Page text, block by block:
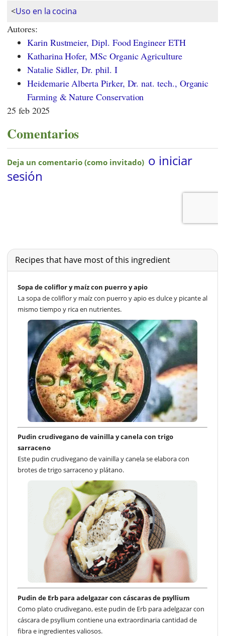
<Uso en la cocina
Autores:
Karin Rustmeier, Dipl. Food Engineer ETH
Katharina Hofer, MSc Organic Agriculture
Natalie Sidler, Dr. phil. I
Heidemarie Alberta Pirker, Dr. nat. tech., Organic
Farming & Nature Conservation
25 feb 2025
Comentarios
Recipes that have most of this ingredient
Sopa de coliflor y maíz con puerro y apio
La sopa de coliflor y maíz con puerro y apio es dulce y picante al
mismo tiempo y rica en nutrientes.
Pudin crudivegano de vainilla y canela con trigo
sarraceno
Este pudin crudivegano de vainilla y canela se elabora con
brotes de trigo sarraceno y plátano.
Pudin de Erb para adelgazar con cáscaras de psyllium
Como plato crudivegano, este pudin de Erb para adelgazar con
cáscara de psyllium contiene una extraordinaria cantidad de
fibra e ingredientes valiosos.